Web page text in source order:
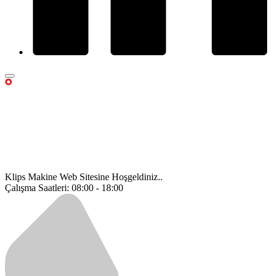
Klips Makine Web Sitesine Hoşgeldiniz..
Çalışma Saatleri: 08:00 - 18:00